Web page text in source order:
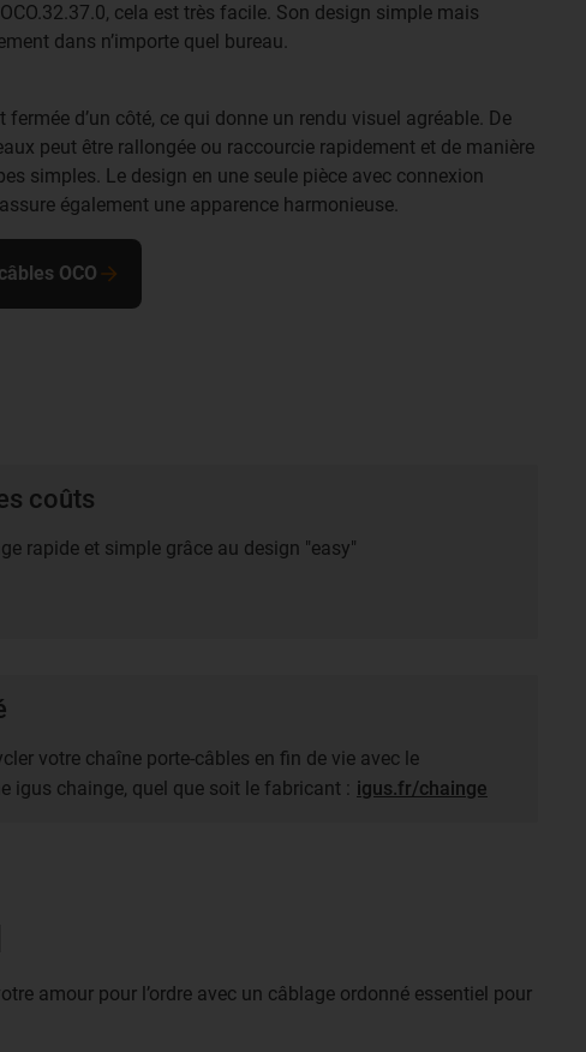
cela est très facile. Son design simple mais
dans n’importe quel bureau.
fermée d’un côté, ce qui donne un rendu visuel agréable. De
peut être rallongée ou raccourcie rapidement et de manière
simples. Le design en une seule pièce avec connexion
également une apparence harmonieuse.
OCO
coûts
rapide et simple grâce au design "easy"
votre chaîne porte-câbles en fin de vie avec le
igus chainge, quel que soit le fabricant : igus.fr/chainge
amour pour l’ordre avec un câblage ordonné essentiel pour